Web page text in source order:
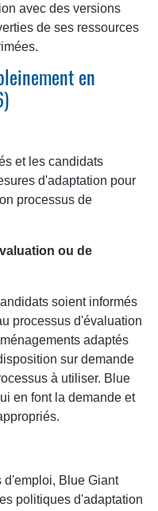
avec des versions
de ses ressources
en
et les candidats
d'adaptation pour
processus de
ou de
soient informés
processus d'évaluation
adaptés
sur demande
à utiliser. Blue
en font la demande et
d'emploi, Blue Giant
politiques d'adaptation